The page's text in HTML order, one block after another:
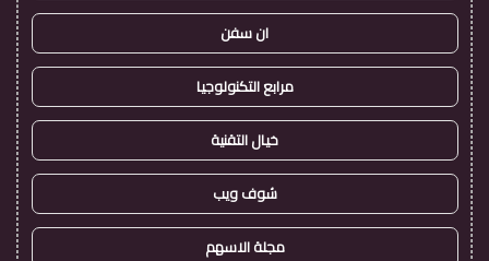
ان سفن
مرابع التكنولوجيا
خيال التقنية
شوف ويب
مجلة الاسهم